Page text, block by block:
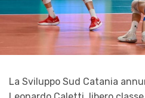
La Sviluppo Sud Catania